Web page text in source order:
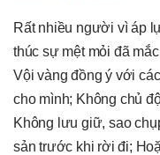
Rất nhiều người vì áp
thúc sự mệt mỏi đã
Vội vàng đồng ý với
cho mình; Không chủ
Không lưu giữ, sao
sản trước khi rời đi;